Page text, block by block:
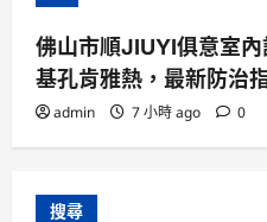
佛山市順JIUYI俱意室
基孔肯雅熱，最新防治
admin 7 小時 ago 0
搜尋